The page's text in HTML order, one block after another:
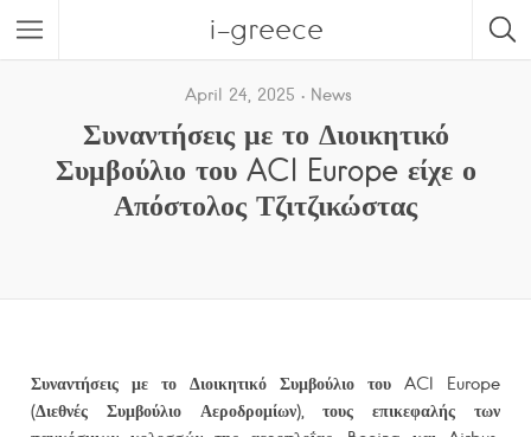
i-greece
April 24, 2025 News
Συναντήσεις με το Διοικητικό
Συμβούλιο του ACI Europe είχε ο
Απόστολος Τζιτζικώστας
Συναντήσεις με το Διοικητικό Συμβούλιο του ACI Europe
(Διεθνές Συμβούλιο Αεροδρομίων), τους επικεφαλής των